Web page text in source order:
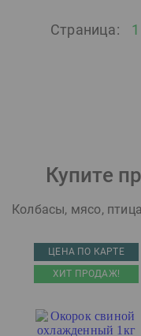
Страница: 1
Купите
Колбасы, мясо, птица
ЦЕНА ПО КАРТЕ
ХИТ ПРОДАЖ!